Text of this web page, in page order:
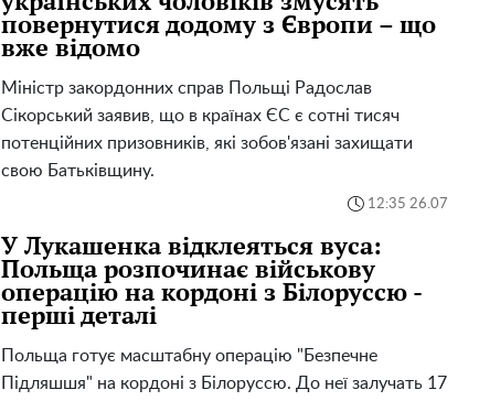
повернутися додому з Європи – що
вже відомо
Міністр закордонних справ Польщі Радослав
Сікорський заявив, що в країнах ЄС є сотні тисяч
потенційних призовників, які зобов'язані захищати
свою Батьківщину.
12:35 26.07
У Лукашенка відклеяться вуса:
Польща розпочинає військову
операцію на кордоні з Білоруссю -
перші деталі
Польща готує масштабну операцію "Безпечне
Підляшшя" на кордоні з Білоруссю. До неї залучать 17